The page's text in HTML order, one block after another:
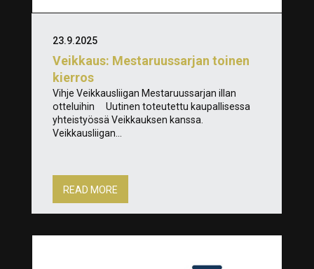
Veikkaus: Mestaruussarjan toinen
kierros
23.9.2025
Vihje Veikkausliigan Mestaruussarjan illan
otteluihin Uutinen toteutettu kaupallisessa
yhteistyössä Veikkauksen kanssa.
Veikkausliigan...
READ MORE